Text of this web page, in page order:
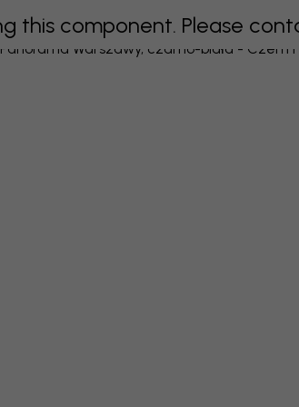
this component. Please